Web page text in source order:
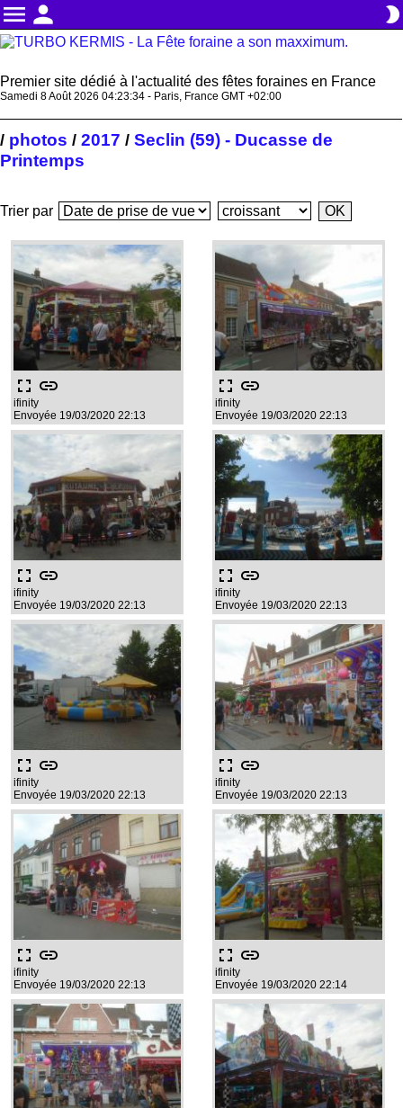
menu person brightness_2
Premier site dédié à l'actualité des fêtes foraines en France
Samedi 8 Août 2026 04:23:35 - Paris, France GMT +02:00
/ photos / 2017 / Seclin (59) - Ducasse de
Printemps
Trier par
fullscreen link
ifinity
Envoyée 19/03/2020 22:13
fullscreen link
ifinity
Envoyée 19/03/2020 22:13
fullscreen link
ifinity
Envoyée 19/03/2020 22:13
fullscreen link
ifinity
Envoyée 19/03/2020 22:13
fullscreen link
ifinity
Envoyée 19/03/2020 22:13
fullscreen link
ifinity
Envoyée 19/03/2020 22:13
fullscreen link
ifinity
Envoyée 19/03/2020 22:13
fullscreen link
ifinity
Envoyée 19/03/2020 22:14